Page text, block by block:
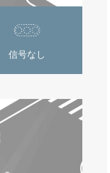
信号なし